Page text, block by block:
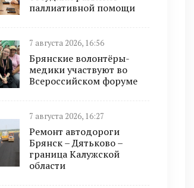
паллиативной помощи
7 августа 2026, 16:56
Брянские волонтёры-
медики участвуют во
Всероссийском форуме
7 августа 2026, 16:27
Ремонт автодороги
Брянск – Дятьково –
граница Калужской
области